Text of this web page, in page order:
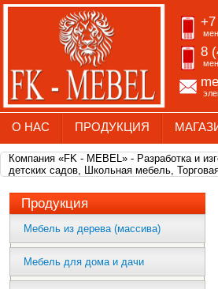
8
О НАС ПРОДУКЦИЯ
Компания «FK - MEBEL» - Разработка и
детских садов, Школьная мебель,
Продукция
Мебель из дерева (массива)
Мебель для дома и дачи